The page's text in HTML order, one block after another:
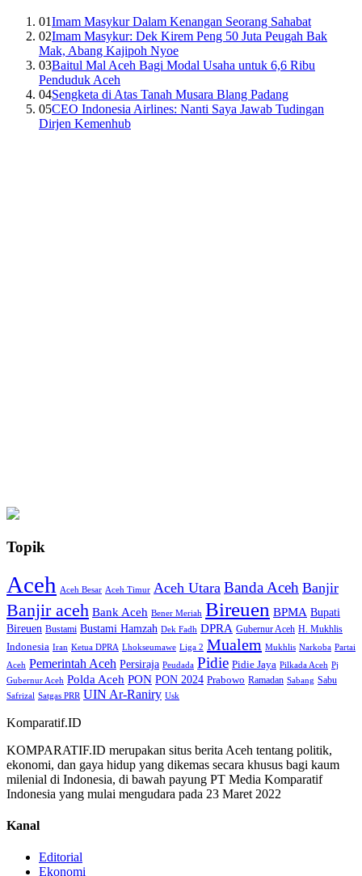
01Imam Masykur Dalam Kenangan Seorang Sahabat
02Imam Masykur: Dek Kirem Peng 50 Juta Peugah Bak
Mak, Abang Kajipoh Nyoe
03Baitul Mal Aceh Bagi Modal Usaha untuk 6,6 Ribu
Penduduk Aceh
04Sengketa di Atas Tanah Musara Blang Padang
05CEO Indonesia Airlines: Nanti Saya Jawab Tudingan
Dirjen Kemenhub
Topik
Aceh Aceh Besar Aceh Timur Aceh Utara Banda Aceh Banjir
Banjir aceh Bank Aceh Bener Meriah Bireuen BPMA Bupati
Bireuen Bustami Bustami Hamzah Dek Fadh DPRA Gubernur Aceh H. Mukhlis
Indonesia Iran Ketua DPRA Lhokseumawe Liga 2 Mualem Mukhlis Narkoba Partai
Aceh Pemerintah Aceh Persiraja Peudada Pidie Pidie Jaya Pilkada Aceh Pj
Gubernur Aceh Polda Aceh PON PON 2024 Prabowo Ramadan Sabang Sabu
Safrizal Satgas PRR UIN Ar-Raniry Usk
Komparatif.ID
KOMPARATIF.ID merupakan situs berita Aceh tentang politik,
ekonomi, dan gaya hidup yang dikemas secara khusus bagi kaum
milenial di Indonesia, di bawah payung PT Media Komparatif
Indonesia yang mulai mengudara pada 23 Maret 2022
Kanal
Editorial
Ekonomi